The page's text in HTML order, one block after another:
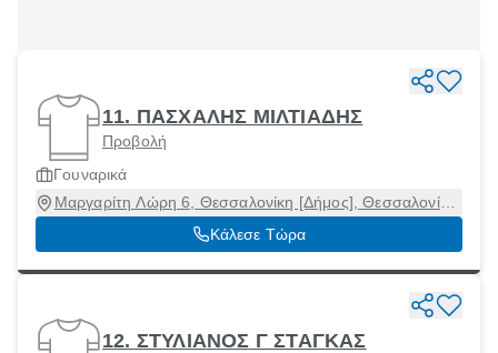
11. ΠΑΣΧΑΛΗΣ ΜΙΛΤΙΑΔΗΣ
Προβολή
Γουναρικά
Μαργαρίτη Λώρη 6, Θεσσαλονίκη [Δήμος], Θεσσαλονίκη,
54622
Κάλεσε Τώρα
12. ΣΤΥΛΙΑΝΟΣ Γ ΣΤΑΓΚΑΣ